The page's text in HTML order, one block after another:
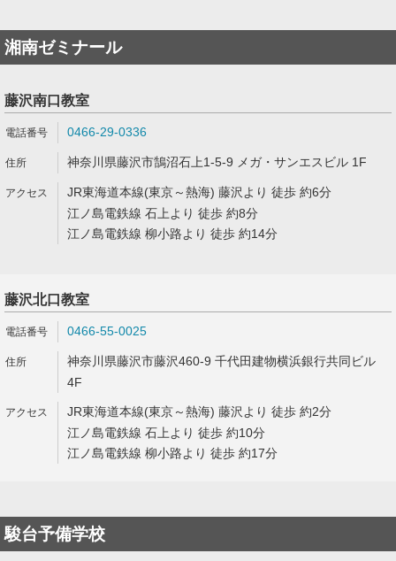
湘南ゼミナール
藤沢南口教室
0466-29-0336
神奈川県藤沢市鵠沼石上1-5-9 メガ・サンエスビル 1F
JR東海道本線(東京～熱海) 藤沢より 徒歩 約6分
江ノ島電鉄線 石上より 徒歩 約8分
江ノ島電鉄線 柳小路より 徒歩 約14分
藤沢北口教室
0466-55-0025
神奈川県藤沢市藤沢460-9 千代田建物横浜銀行共同ビル
4F
JR東海道本線(東京～熱海) 藤沢より 徒歩 約2分
江ノ島電鉄線 石上より 徒歩 約10分
江ノ島電鉄線 柳小路より 徒歩 約17分
駿台予備学校